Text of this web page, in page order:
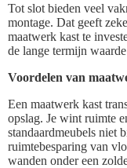
Tot slot bieden veel
montage. Dat geeft
maatwerk kast te
de lange termijn
Voordelen van
Een maatwerk kast
opslag. Je wint ruimte
standaardmeubels niet
ruimtebesparing van
wanden onder een